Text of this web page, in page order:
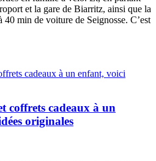
et la gare de Biarritz, ainsi que la
40 min de voiture de Seignosse. C’est
coffrets cadeaux à un
originales